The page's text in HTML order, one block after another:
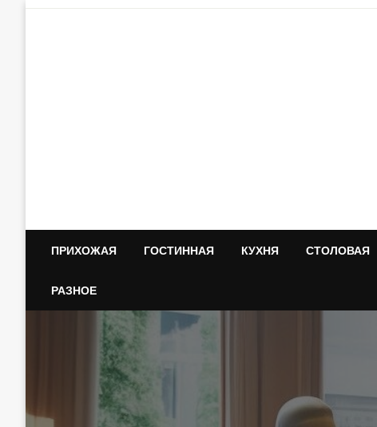
ПРИХОЖАЯ ГОСТИННАЯ КУХНЯ СТОЛОВАЯ
РАЗНОЕ